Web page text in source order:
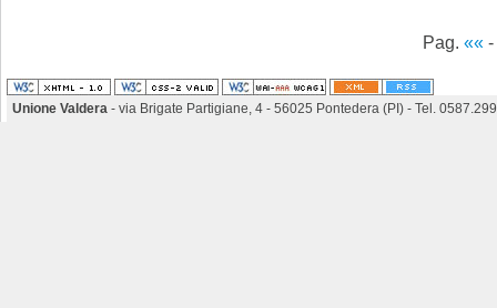
Pag. «« -
Unione Valdera - via Brigate Partigiane, 4 - 56025 Pontedera (PI) - Tel.